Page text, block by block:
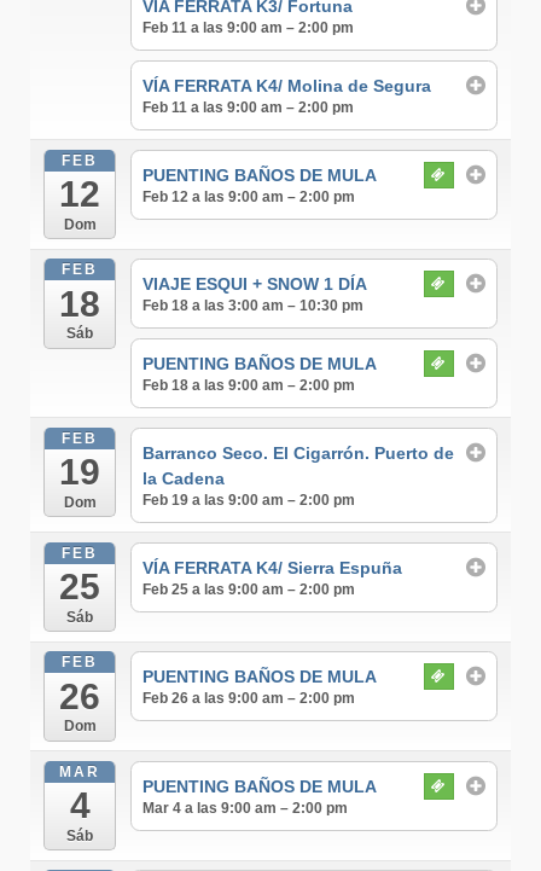
VÍA FERRATA K3/ Fortuna
Feb 11 a las 9:00 am – 2:00 pm
VÍA FERRATA K4/ Molina de Segura
Feb 11 a las 9:00 am – 2:00 pm
FEB
12
Dom
PUENTING BAÑOS DE MULA
Feb 12 a las 9:00 am – 2:00 pm
FEB
18
Sáb
VIAJE ESQUI + SNOW 1 DÍA
Feb 18 a las 3:00 am – 10:30 pm
PUENTING BAÑOS DE MULA
Feb 18 a las 9:00 am – 2:00 pm
FEB
19
Dom
Barranco Seco. El Cigarrón. Puerto de
la Cadena
Feb 19 a las 9:00 am – 2:00 pm
FEB
25
Sáb
VÍA FERRATA K4/ Sierra Espuña
Feb 25 a las 9:00 am – 2:00 pm
FEB
26
Dom
PUENTING BAÑOS DE MULA
Feb 26 a las 9:00 am – 2:00 pm
MAR
4
Sáb
PUENTING BAÑOS DE MULA
Mar 4 a las 9:00 am – 2:00 pm